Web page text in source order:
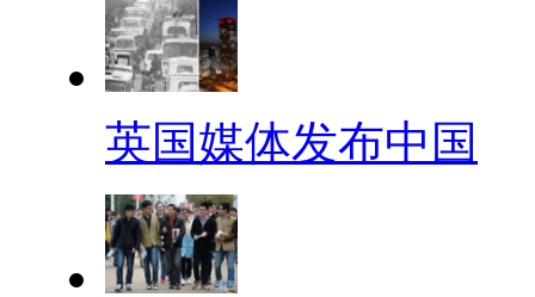
英国媒体发布中国